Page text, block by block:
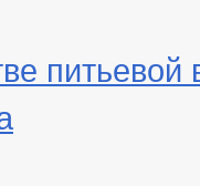
питьевой